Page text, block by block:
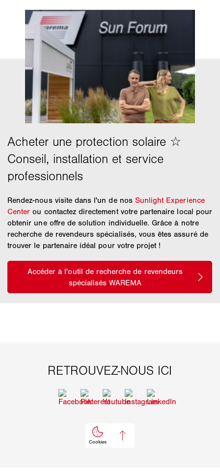
Rendez-nous visite dans l'un de nos Sunlight Experience
Center ou contactez directement votre partenaire local pour
obtenir une offre de solution individuelle. Grâce à notre
recherche de revendeurs spécialisés, vous êtes assuré de
trouver le partenaire idéal pour votre projet !